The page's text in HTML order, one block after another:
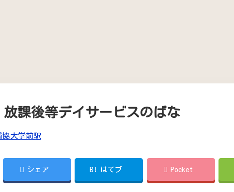
放課後等デイサービスのばな
協大学前駅
シェア B! はてブ Pocket